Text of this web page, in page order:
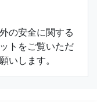
の安全に関する
トをご覧いただ
いします。